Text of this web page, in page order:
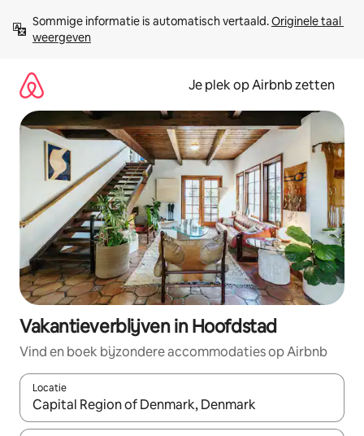
direct
naar
Sommige informatie is automatisch vertaald. Originele taal
weergeven
Je plek op Airbnb zetten
Vakantieverblijven in Hoofdstad
Vind en boek bijzondere accommodaties op Airbnb
Locatie
Wanneer er resultaten beschikbaar zijn, maak je een keuze